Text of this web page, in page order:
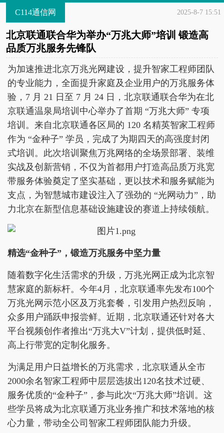
C114通信网 2025-8-7 15:51
北京联通联合华为举办“万兆大师”培训 锻造高
品质万兆服务先锋队
为加速推进北京万兆光网建设，提升智家工程师团队
的专业能力，全面提升家庭及企业用户的万兆服务体
验，7 月 21 日至 7 月 24 日，北京联通联合华为在北
京联通温泉局培训中心举办了首期 “万兆大师” 专项
培训。来自北京联通各区局的 120 名精英智家工程师
作为 “金种子” 学员，完成了为期四天的高强度封闭
式培训。此次培训聚焦万兆网络的全场景部署、装维
实战及创新营销，不仅为首都用户打造高品质万兆宽
带服务体验奠定了坚实基础，更以技术和服务赋能为
支点，为智慧城市建设注入了强劲的 “光网动力”，助
力北京在新型信息基础设施建设的赛道上持续领航。
精选“金种子”，锻造万兆服务中坚力量
随着数字化生活需求的升级，万兆光网正成为北京智
慧家庭的新标杆。今年4月，北京联通率先发布100个
万兆光网示范小区及万兆套餐，引发用户热烈反响，
众多用户踊跃申报尝鲜。近期，北京联通还针对各大
平台视频创作者推出“万兆大V”计划，提供低时延、
高上行带宽的定制化服务。
为满足用户日益增长的万兆需求，北京联通从全市
2000余名智家工程师中层层选拔出120名技术过硬、
服务优质的“金种子”，参与此次“万兆大师”培训。这
些学员将成为北京联通万兆业务推广和技术落地的核
心力量，带动全公司智家工程师团队能力升级。